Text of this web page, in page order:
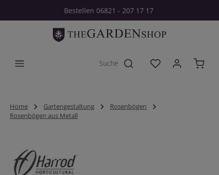
Zum Hauptinhalt springenBestellen 06821 - 207 17 17
Du hast 0
Home Gartengestaltung
Rosenbögen
Rosenbögen aus Metall